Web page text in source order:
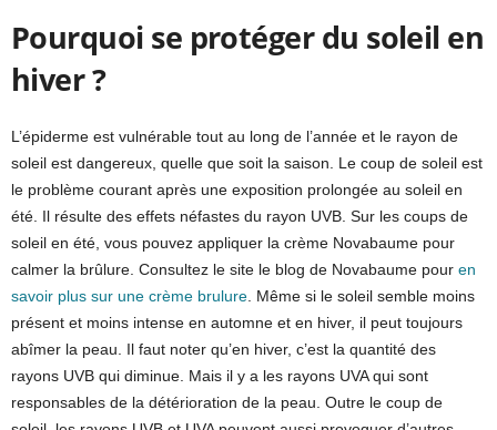
Pourquoi se protéger du soleil en
hiver ?
L’épiderme est vulnérable tout au long de l’année et le rayon de
soleil est dangereux, quelle que soit la saison. Le coup de soleil est
le problème courant après une exposition prolongée au soleil en
été. Il résulte des effets néfastes du rayon UVB. Sur les coups de
soleil en été, vous pouvez appliquer la crème Novabaume pour
calmer la brûlure. Consultez le site le blog de Novabaume pour en
savoir plus sur une crème brulure. Même si le soleil semble moins
présent et moins intense en automne et en hiver, il peut toujours
abîmer la peau. Il faut noter qu’en hiver, c’est la quantité des
rayons UVB qui diminue. Mais il y a les rayons UVA qui sont
responsables de la détérioration de la peau. Outre le coup de